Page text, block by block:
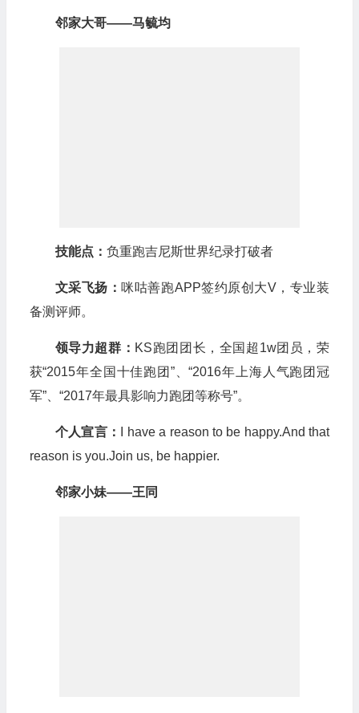
邻家大哥——马毓均
技能点： 负重跑吉尼斯世界纪录打破者
文采飞扬： 咪咕善跑APP签约原创大V，专业装
备测评师。
领导力超群： KS跑团团长，全国超1w团员，荣
获“2015年全国十佳跑团”、“2016年上海人气跑团冠
军”、“2017年最具影响力跑团等称号”。
个人宣言：
I have a reason to be happy.And that
reason is you.Join us, be happier.
邻家小妹——王同